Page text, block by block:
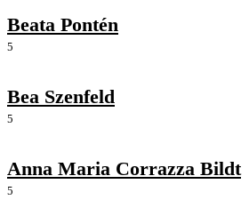
Beata Pontén
5
Bea Szenfeld
5
Anna Maria Corrazza Bildt
5